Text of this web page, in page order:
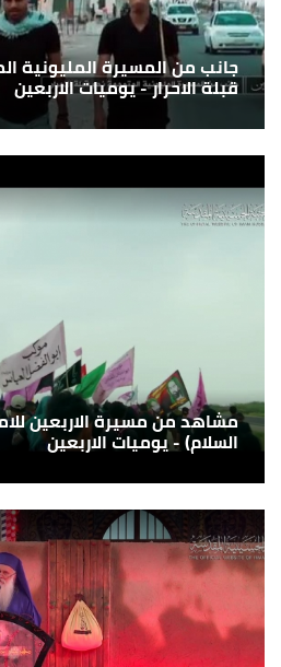
جانب من المسيرة المليونية
قبلة الاحرار - يوميات الاربعين
مشاهد من مسيرة الاربعين
السلام) - يوميات الاربعين